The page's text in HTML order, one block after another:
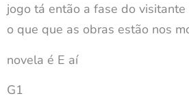
jogo tá então a fase do
o que que as obras estão nos
novela é E aí
G1